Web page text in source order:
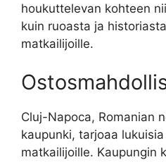
houkuttelevan kohteen
kuin ruoasta ja
matkailijoille.
Cluj-Napoca, Romanian
kaupunki, tarjoaa
matkailijoille. Kaupungin